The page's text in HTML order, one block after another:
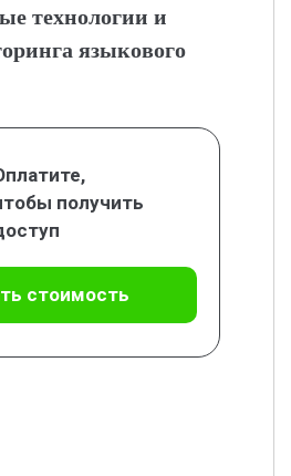
технологии и
языкового
для контроля и анализа
получить
стоимость